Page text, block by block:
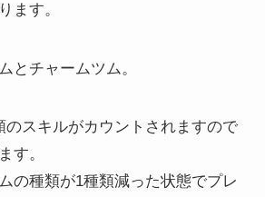
ます。
とチャームツム。
のスキルがカウントされますので
す。
の種類が1種類減った状態でプレ